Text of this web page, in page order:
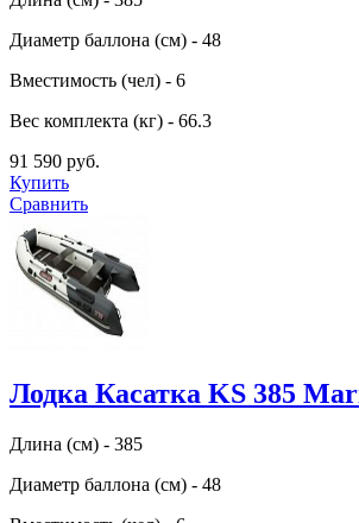
Диаметр баллона (см) - 48
Вместимость (чел) - 6
Вес комплекта (кг) - 66.3
91 590 руб.
Купить
Сравнить
Лодка Касатка KS 385
Длина (см) - 385
Диаметр баллона (см) - 48